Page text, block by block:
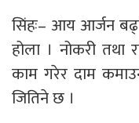
सिंहः– आय आर्जन
होला । नोकरी तथा
काम गरेर दाम
जितिने छ ।